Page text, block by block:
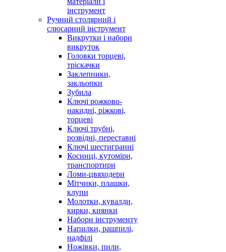
інструмент
Ручний столярний і
слюсарний інструмент
Викрутки і набори
викруток
Головки торцеві,
тріскачки
Заклепники,
закльопки
Зубила
Ключі рожково-
накидні, ріжкові,
торцеві
Ключі трубні,
розвідні, переставні
Ключі шестигранні
Косинці, кутоміри,
транспортири
Ломи-цвяходери
Мітчики, плашки,
клупи
Молотки, кувалди,
кирки, киянки
Набори інструменту
Напилки, рашпилі,
надфілі
Ножівки, пили,